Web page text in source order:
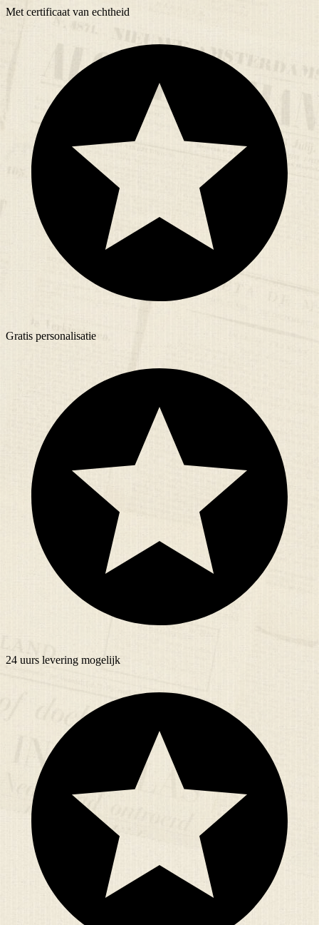
Met certificaat van echtheid
Gratis personalisatie
24 uurs levering mogelijk